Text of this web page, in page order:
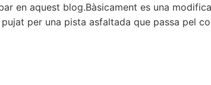
en aquest blog.Bàsicament es una
per una pista asfaltada que passa pel